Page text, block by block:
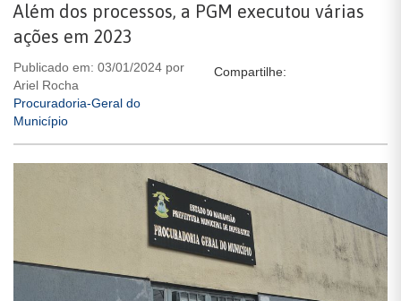
Além dos processos, a PGM executou várias
ações em 2023
Publicado em: 03/01/2024 por
Ariel Rocha
Procuradoria-Geral do
Município
Compartilhe: